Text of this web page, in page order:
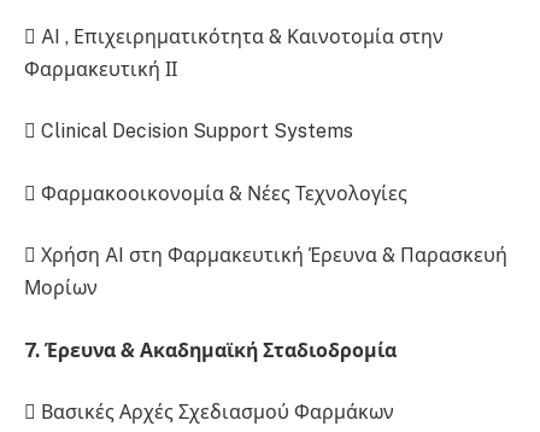
 AI , Επιχειρηματικότητα & Καινοτομία στην
Φαρμακευτική ΙΙ
 Clinical Decision Support Systems
 Φαρμακοοικονομία & Νέες Τεχνολογίες
 Χρήση AI στη Φαρμακευτική Έρευνα & Παρασκευή
Μορίων
7. Έρευνα & Ακαδημαϊκή Σταδιοδρομία
 Βασικές Αρχές Σχεδιασμού Φαρμάκων